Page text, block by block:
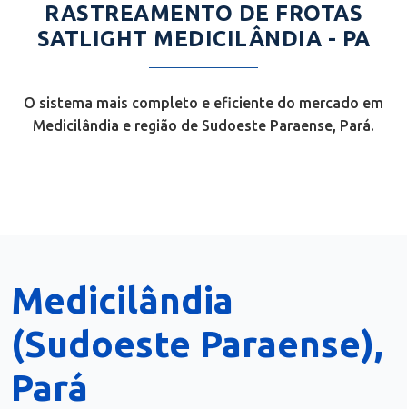
RASTREAMENTO DE FROTAS
SATLIGHT MEDICILÂNDIA - PA
O sistema mais completo e eficiente do mercado em
Medicilândia e região de Sudoeste Paraense, Pará.
Medicilândia
(Sudoeste Paraense),
Pará